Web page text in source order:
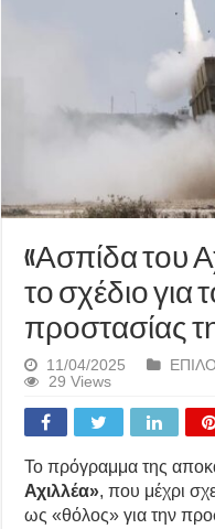
«Ασπίδα του
το σχέδιο για
προστασίας
11/04/2025
29 Views
Το πρόγραμμα της
Αχιλλέα», που μέχρι
ως «θόλος» για την